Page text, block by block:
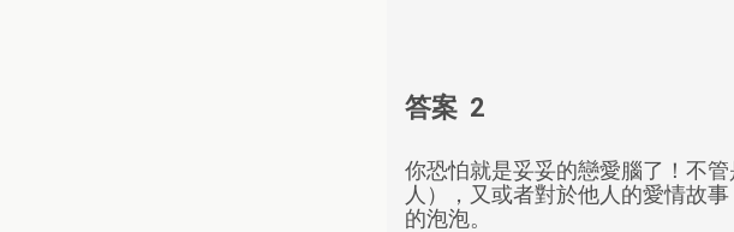
答案 2
你恐怕就是妥妥的戀愛腦了！不
人），又或者對於他人的愛情故
的泡泡。